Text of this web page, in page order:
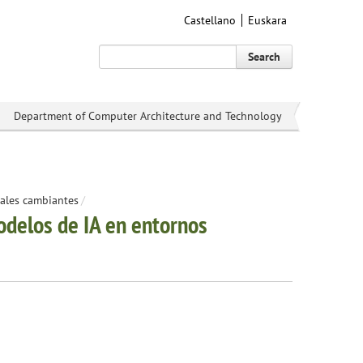
Castellano Euskara
Search
Department of Computer Architecture and Technology
cambiantes/
de IA en entornos